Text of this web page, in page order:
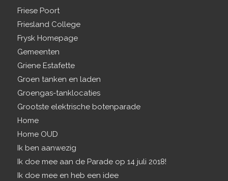
Friese Poort
Friesland College
Frysk Homepage
Gemeenten
Griene Estafette
Groen tanken en laden
Groengas-tanklocaties
Grootste elektrische botenparade
Home
Home OUD
Ik ben aanwezig
Ik doe mee aan de Parade op 14 juli 2018!
Ik doe mee en heb een idee